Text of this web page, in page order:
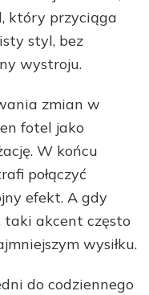
który przyciąga
styl, bez
wystroju.
zmian w
fotel jako
W końcu
połączyć
efekt. A gdy
taki akcent często
wysiłku.
do codziennego